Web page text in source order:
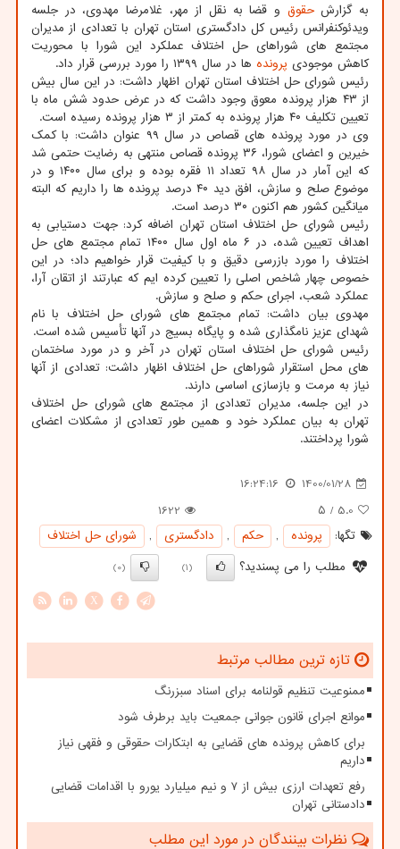
به گزارشحقوق و قضا به نقل از مهر، غلامرضا مهدوی، در جلسه
ویدئوکنفرانس رئیس کل دادگستری استان تهران با تعدادی از مدیران
مجتمع های شوراهای حل اختلاف عملکرد این شورا با محوریت
کاهش موجودی پرونده ها در سال ۱۳۹۹ را مورد بررسی قرار داد.
رئیس شورای حل اختلاف استان تهران اظهار داشت: در این سال بیش
از ۴۳ هزار پرونده معوق وجود داشت که در عرض حدود شش ماه با
تعیین تکلیف ۴۰ هزار پرونده به کمتر از ۳ هزار پرونده رسیده است.
وی در مورد پرونده های قصاص در سال ۹۹ عنوان داشت: با کمک
خیرین و اعضای شورا، ۳۶ پرونده قصاص منتهی به رضایت حتمی شد
که این آمار در سال ۹۸ تعداد ۱۱ فقره بوده و برای سال ۱۴۰۰ و در
موضوع صلح و سازش، افق دید ۴۰ درصد پرونده ها را داریم که البته
میانگین کشور هم اکنون ۳۰ درصد است.
رئیس شورای حل اختلاف استان تهران اضافه کرد: جهت دستیابی به
اهداف تعیین شده، در ۶ ماه اول سال ۱۴۰۰ تمام مجتمع های حل
اختلاف را مورد بازرسی دقیق و با کیفیت قرار خواهیم داد؛ در این
خصوص چهار شاخص اصلی را تعیین کرده ایم که عبارتند از اتقان آرا،
عملکرد شعب، اجرای حکم و صلح و سازش.
مهدوی بیان داشت: تمام مجتمع های شورای حل اختلاف با نام
شهدای عزیز نامگذاری شده و پایگاه بسیج در آنها تأسیس شده است.
رئیس شورای حل اختلاف استان تهران در آخر و در مورد ساختمان
های محل استقرار شوراهای حل اختلاف اظهار داشت: تعدادی از آنها
نیاز به مرمت و بازسازی اساسی دارند.
در این جلسه، مدیران تعدادی از مجتمع های شورای حل اختلاف
تهران به بیان عملکرد خود و همین طور تعدادی از مشکلات اعضای
شورا پرداختند.
1400/01/28
16:24:16
5.0 / ۵
1622
تگها:
پرونده , حكم , دادگستری ,
شورای حل اختلاف
مطلب را می پسندید؟
(1)
(0)
X
تازه ترین مطالب مرتبط
ممنوعیت تنظیم قولنامه برای اسناد سبزرنگ
موانع اجرای قانون جوانی جمعیت باید برطرف شود
برای کاهش پرونده های قضایی به ابتکارات حقوقی و فقهی نیاز
داریم
رفع تعهدات ارزی بیش از ۷ و نیم میلیارد یورو با اقدامات قضایی
دادستانی تهران
نظرات بینندگان در مورد این مطلب